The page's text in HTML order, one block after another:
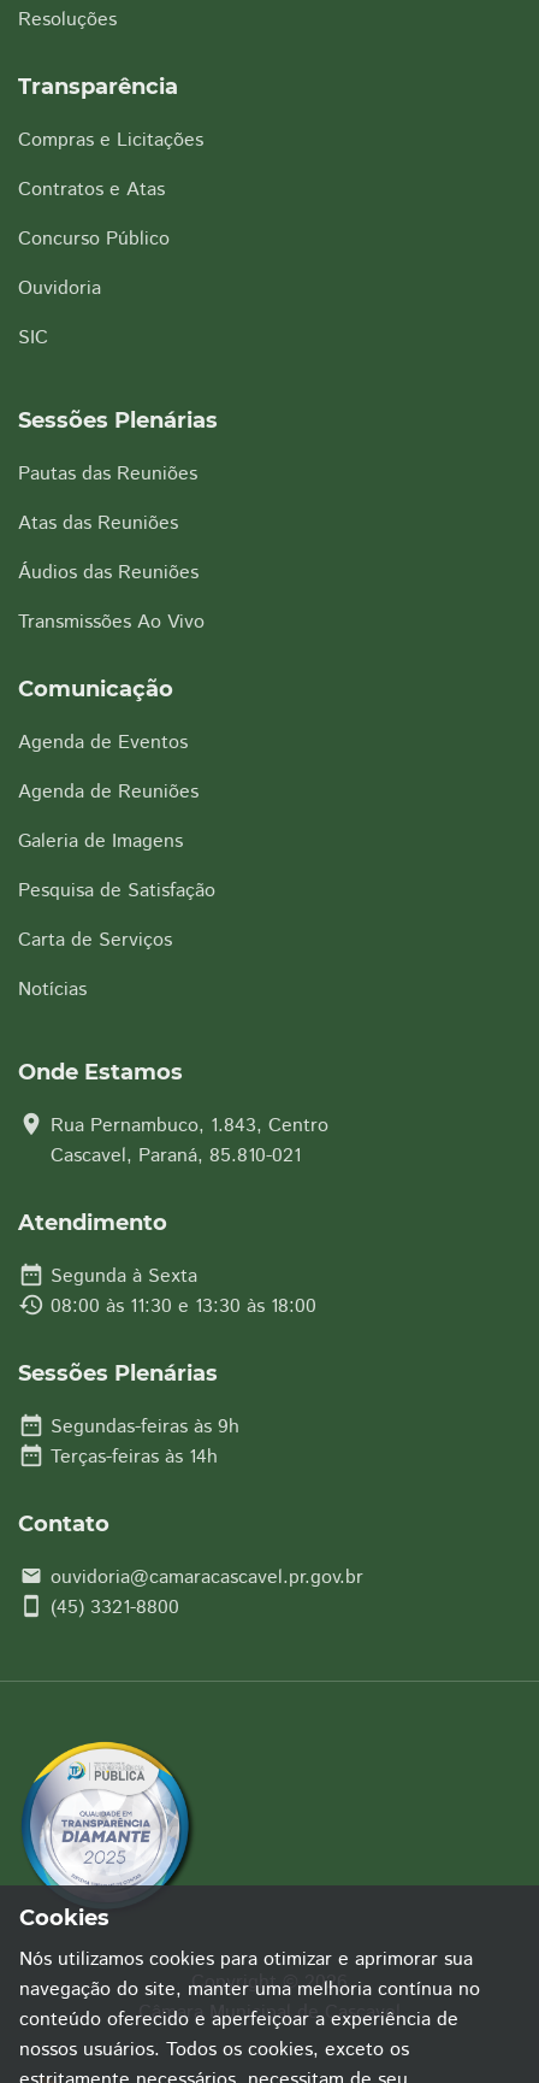
Resoluções
Transparência
Compras e Licitações
Contratos e Atas
Concurso Público
Ouvidoria
SIC
Sessões Plenárias
Pautas das Reuniões
Atas das Reuniões
Áudios das Reuniões
Transmissões Ao Vivo
Comunicação
Agenda de Eventos
Agenda de Reuniões
Galeria de Imagens
Pesquisa de Satisfação
Carta de Serviços
Notícias
Onde Estamos
location_on Rua Pernambuco, 1.843, Centro
Cascavel, Paraná, 85.810-021
Atendimento
date_range Segunda à Sexta
history 08:00 às 11:30 e 13:30 às 18:00
Sessões Plenárias
date_range Segundas-feiras às 9h
date_range Terças-feiras às 14h
Contato
email ouvidoria@camaracascavel.pr.gov.br
smartphone (45) 3321-8800
Copyright © 2026
Câmara Municipal de Cascavel
Cookies
Nós utilizamos cookies para otimizar e aprimorar sua
navegação do site, manter uma melhoria contínua no
conteúdo oferecido e aperfeiçoar a experiência de
nossos usuários. Todos os cookies, exceto os